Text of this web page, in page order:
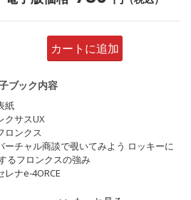
カートに追加
ブック内容
紙
クサスUX
ロンクス
ーチャル商談で覗いてみよう ロッキーに
るフロンクスの強み
レナe-4ORCE